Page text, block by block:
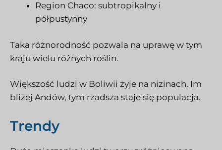
Region Chaco: subtropikalny i
półpustynny
Taka różnorodność pozwala na uprawę w tym
kraju wielu różnych roślin.
Większość ludzi w Boliwii żyje na nizinach. Im
bliżej Andów, tym rzadsza staje się populacja.
Trendy